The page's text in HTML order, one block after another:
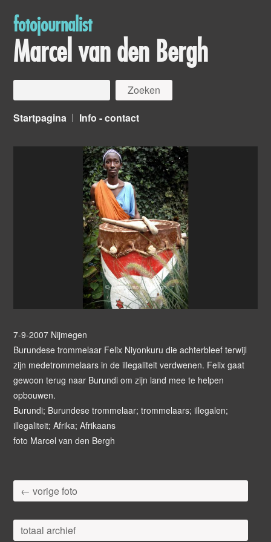
fotojournalist
Marcel van den Bergh
Startpagina Info - contact
7-9-2007 Nijmegen
Burundese trommelaar Felix Niyonkuru die achterbleef terwijl
zijn medetrommelaars in de illegaliteit verdwenen. Felix gaat
gewoon terug naar Burundi om zijn land mee te helpen
opbouwen.
Burundi; Burundese trommelaar; trommelaars; illegalen;
illegaliteit; Afrika; Afrikaans
foto Marcel van den Bergh
← vorige foto
totaal archief